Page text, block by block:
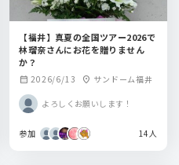
【福井】真夏の全国ツアー2026で
林瑠奈さんにお花を贈りません
か？
calendar_month 2026/6/13 location_on サンドーム福井
よろしくお願いします！
参加 14人